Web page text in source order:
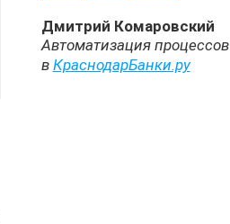
Дмитрий Комаровский
Автоматизация процессов
в КраснодарБанки.ру